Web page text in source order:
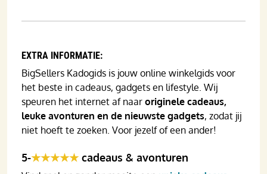
EXTRA INFORMATIE:
BigSellers Kadogids is jouw online winkelgids voor
het beste in cadeaus, gadgets en lifestyle. Wij
speuren het internet af naar originele cadeaus,
leuke avonturen en de nieuwste gadgets, zodat jij
niet hoeft te zoeken. Voor jezelf of een ander!
5-★★★★★ cadeaus & avonturen